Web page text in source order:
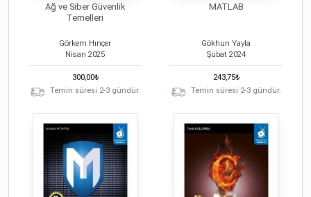
Ağ ve Siber Güvenlik
Temelleri
Görkem Hınçer
Nisan 2025
300,00₺
Temin süresi 2-3 gündür.
MATLAB
Gökhun Yayla
Şubat 2024
243,75₺
Temin süresi 2-3 gündür.